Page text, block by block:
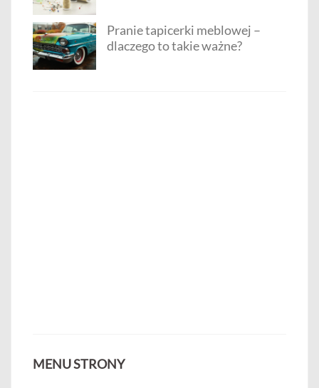
Pranie tapicerki meblowej –
dlaczego to takie ważne?
MENU STRONY